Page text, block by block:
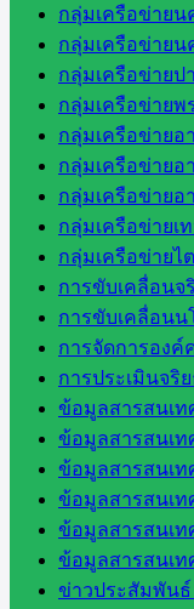
กลุ่มเครือข่ายน
กลุ่มเครือข่ายน
กลุ่มเครือข่ายป
กลุ่มเครือข่ายพ
กลุ่มเครือข่ายอ
กลุ่มเครือข่ายอ
กลุ่มเครือข่ายอ
กลุ่มเครือข่ายเ
กลุ่มเครือข่ายไ
การขับเคลื่อนจ
การขับเคลื่อนน
การจัดการองค์
การประเมินจริ
ข้อมูลสารสนเท
ข้อมูลสารสนเท
ข้อมูลสารสนเท
ข้อมูลสารสนเท
ข้อมูลสารสนเท
ข้อมูลสารสนเท
ข่าวประสัมพันธ์
วันที่ 30 ตุลาคม
หน่วยงาน
ที่เกี่ยวข้อง
กระทรวง
ศึกษาธิการ
กระทรวง
การ
อุดมศึกษา
สำนักงาน
เลขาธิการ
สภาการ
ศึกษา
สำนักงาน
คณะ